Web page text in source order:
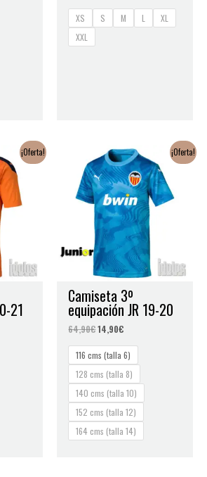
XS S M L
XL
XXL
¡Oferta!
21
¡Oferta!
Camiseta 3º
equipación JR 19-20
64,90€
precio
original
era:
64,90€.
14,90€
El
precio
actual
es:
14,90€.
116 cms (talla 6)
128 cms (talla 8)
140 cms (talla 10)
152 cms (talla 12)
164 cms (talla 14)